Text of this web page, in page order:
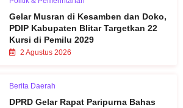
Gelar Musran di Kesamben dan Doko,
PDIP Kabupaten Blitar Targetkan 22
Kursi di Pemilu 2029
2 Agustus 2026
Berita Daerah
DPRD Gelar Rapat Paripurna Bahas